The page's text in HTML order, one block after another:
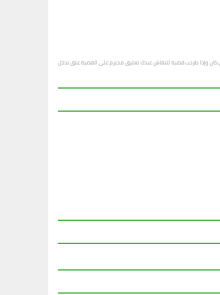
أي كان وإذا طرحت قضية للنقاش عندك تعليق محترم على القضية علق تدخل